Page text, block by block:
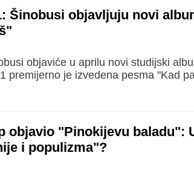
Šinobusi objavljuju novi
objaviće u aprilu novi studijski
premijerno je izvedena pesma "Kad
objavio "Pinokijevu baladu":
i populizma"?